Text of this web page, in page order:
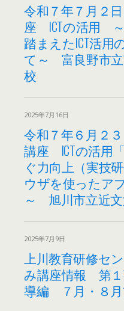
令和７年７月２
座 ICTの活用
踏まえたICT活用
て～ 富良野市
校
2025年7月16日
令和７年６月２
講座 ICTの活用
ぐ力向上（実技
ウザを使ったア
～ 旭川市立近
2025年7月9日
上川教育研修セ
み講座情報 第
導編 ７月・８